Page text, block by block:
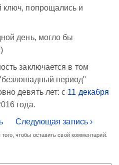
ключ, попрощались и
день, могло бы
заключается в том
период"
девять лет: с 11 декабря
года.
Следующая запись ›
того, чтобы оставить свой комментарий.